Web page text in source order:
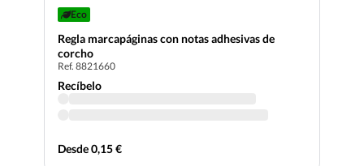
Eco
Regla marcapáginas con notas adhesivas de
corcho
Ref. 8821660
Recíbelo
Desde 0,15 €